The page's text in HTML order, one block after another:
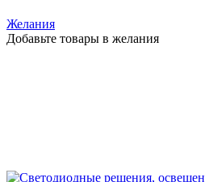
Желания
Добавьте товары в желания